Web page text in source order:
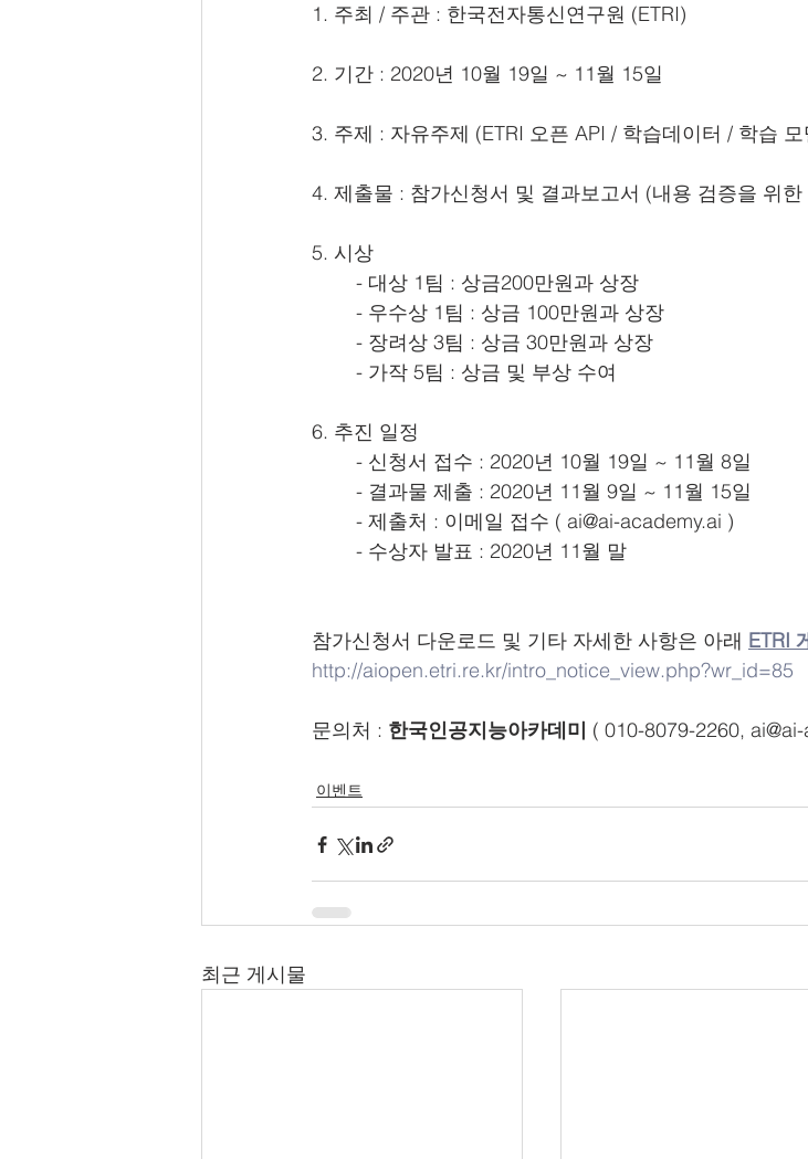
1. 주최 / 주관 : 한국전자통신연구원 (ETRI)
2. 기간 : 2020년 10월 19일 ~ 11월 15일
3. 주제 : 자유주제 (ETRI 오픈 API / 학습데이터 / 학습
4. 제출물 : 참가신청서 및 결과보고서 (내용 검증을 위
5. 시상
	- 대상 1팀 : 상금200만원과 상장
	- 우수상 1팀 : 상금 100만원과 상장
	- 장려상 3팀 : 상금 30만원과 상장
	- 가작 5팀 : 상금 및 부상 수여
6. 추진 일정
	- 신청서 접수 : 2020년 10월 19일 ~ 11월 8일
	- 결과물 제출 : 2020년 11월 9일 ~ 11월 15일
	- 제출처 : 이메일 접수 ( ai@ai-academy.ai )
	- 수상자 발표 : 2020년 11월 말
참가신청서 다운로드 및 기타 자세한 사항은 아래 ETRI
http://aiopen.etri.re.kr/intro_notice_view.php?wr_id=85
문의처 : 한국인공지능아카데미 ( 010-8079-2260,
이벤트
최근 게시물